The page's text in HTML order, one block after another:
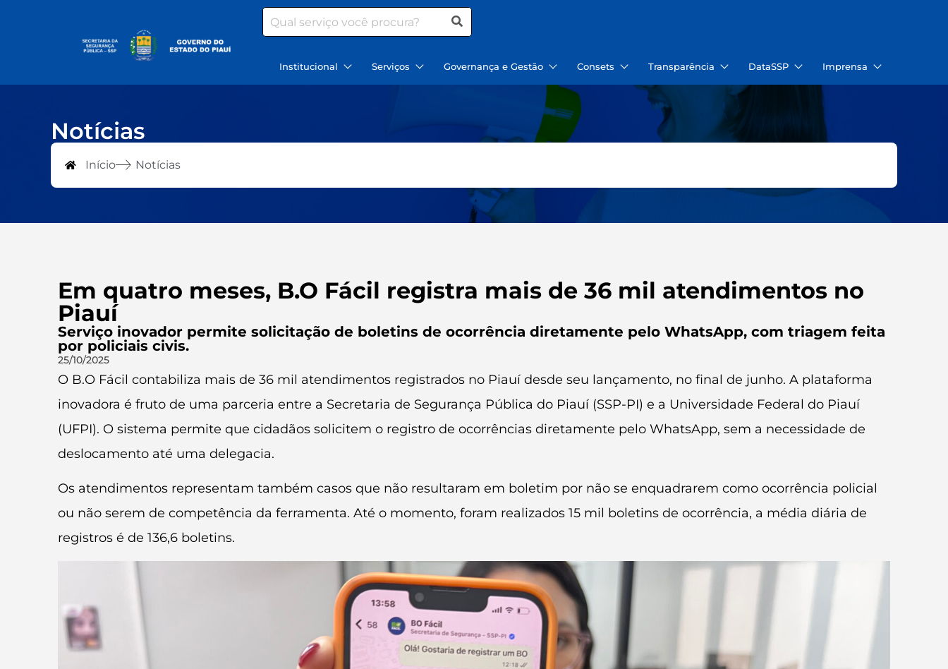
Search
Institucional Serviços Governança e Gestão Consets Transparência DataSSP Imprensa
Notícias
Início Notícias
Em quatro meses, B.O Fácil registra mais de 36 mil atendimentos no
Piauí
Serviço inovador permite solicitação de boletins de ocorrência diretamente pelo WhatsApp, com triagem feita
por policiais civis.
25/10/2025
O B.O Fácil contabiliza mais de 36 mil atendimentos registrados no Piauí desde seu lançamento, no final de junho. A plataforma
inovadora é fruto de uma parceria entre a Secretaria de Segurança Pública do Piauí (SSP-PI) e a Universidade Federal do Piauí
(UFPI). O sistema permite que cidadãos solicitem o registro de ocorrências diretamente pelo WhatsApp, sem a necessidade de
deslocamento até uma delegacia.
Os atendimentos representam também casos que não resultaram em boletim por não se enquadrarem como ocorrência policial
ou não serem de competência da ferramenta. Até o momento, foram realizados 15 mil boletins de ocorrência, a média diária de
registros é de 136,6 boletins.